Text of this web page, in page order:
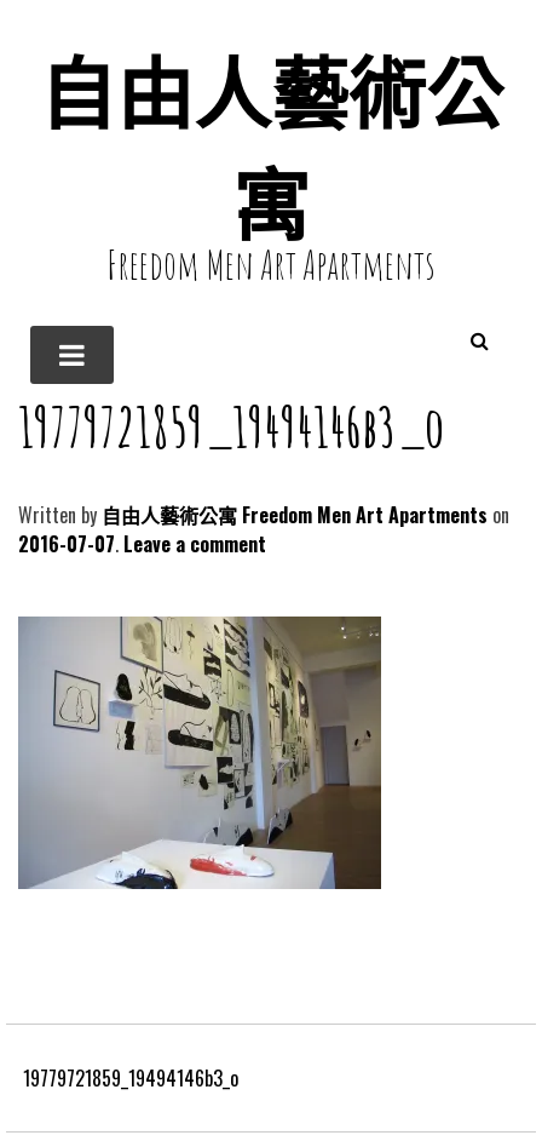
自由人藝術公
寓
Freedom Men Art Apartments
19779721859_19494146b3_o
Written by 自由人藝術公寓 Freedom Men Art Apartments
2016-07-07 Leave a comment
19779721859_19494146b3_o